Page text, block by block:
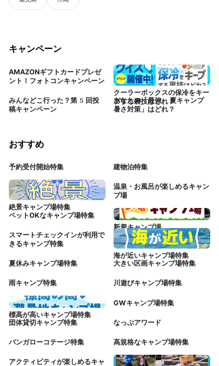
キャンペーン
AMAZONギフトカードプレゼ
ント！フォトコンキャンペーン
クーラーボックスの保冷をキー
プする裏技はどれ？
みんなどこ行った？第5回投
稿キャンペーン
あなたの「最強 夏キャンプ
暑さ対策」はどれ？
おすすめ
予約受付開始特集 建物泊特集
絶景キャンプ場特集
温泉・お風呂が楽しめるキャン
プ場
ペットOKなキャンプ場特集
新着キャンプ場
スマートチェックインが利用で
きるキャンプ特集
海が近いキャンプ場特集
夏休みキャンプ場特集
大きい区画キャンプ場特集
雨キャンプ特集 川遊びキャンプ場特集
標高が高いキャンプ場特集
GWキャンプ場特集
団体貸切キャンプ特集 なっぷアワード
バンガローコテージ特集 高規格なキャンプ場特集
アクティビティが楽しめるキャ